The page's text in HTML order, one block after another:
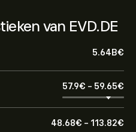
van EVD.DE
5.64B‎€‎
57.9‎€‎ - 59.65‎€‎
48.68‎€‎ - 113.82‎€‎